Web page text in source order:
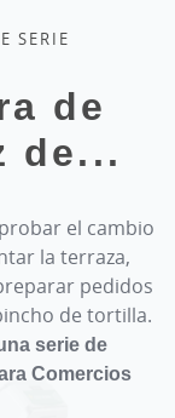
SERIE
de
de...
el cambio
la terraza,
pedidos
de tortilla.
serie de
Comercios